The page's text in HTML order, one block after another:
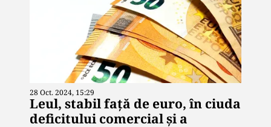
28 Oct. 2024, 15:29
Leul, stabil faţă de euro, în ciuda
deficitului comercial şi a